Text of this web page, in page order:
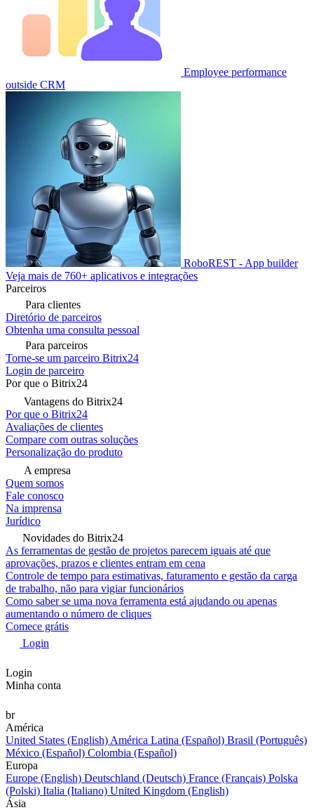
Employee performance
outside CRM
RoboREST - App builder
Veja mais de 760+ aplicativos e integrações
Parceiros
Para clientes
Diretório de parceiros
Obtenha uma consulta pessoal
Para parceiros
Torne-se um parceiro Bitrix24
Login de parceiro
Por que o Bitrix24
Vantagens do Bitrix24
Por que o Bitrix24
Avaliações de clientes
Compare com outras soluções
Personalização do produto
A empresa
Quem somos
Fale conosco
Na imprensa
Jurídico
Novidades do Bitrix24
As ferramentas de gestão de projetos parecem iguais até que
aprovações, prazos e clientes entram em cena
Controle de tempo para estimativas, faturamento e gestão da carga
de trabalho, não para vigiar funcionários
Como saber se uma nova ferramenta está ajudando ou apenas
aumentando o número de cliques
Comece grátis
Login
Login
Minha conta
br
América
United States (English) América Latina (Español) Brasil (Português)
México (Español) Colombia (Español)
Europa
Europe (English) Deutschland (Deutsch) France (Français) Polska
(Polski) Italia (Italiano) United Kingdom (English)
Ásia